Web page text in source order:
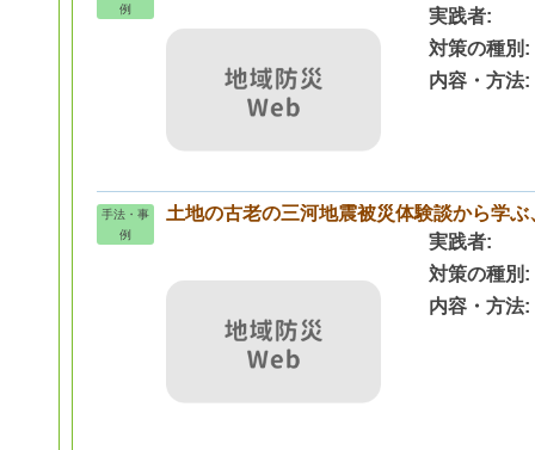
例
実践者
対策の種別
内容・方法
手法・事
例
土地の古老の三河地震被災体験談から学
実践者
対策の種別
内容・方法